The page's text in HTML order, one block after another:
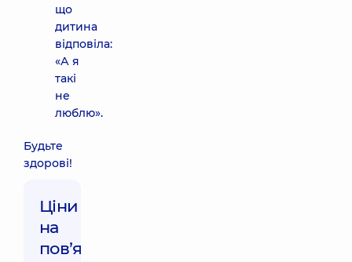
що
дитина
відповіла:
«А я
такі
не
люблю».
Будьте
здорові!
Ціни
на
повʼязані